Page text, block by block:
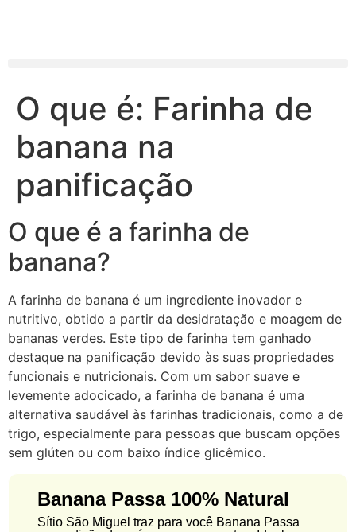
O que é: Farinha de
banana na
panificação
O que é a farinha de
banana?
A farinha de banana é um ingrediente inovador e
nutritivo, obtido a partir da desidratação e moagem de
bananas verdes. Este tipo de farinha tem ganhado
destaque na panificação devido às suas propriedades
funcionais e nutricionais. Com um sabor suave e
levemente adocicado, a farinha de banana é uma
alternativa saudável às farinhas tradicionais, como a de
trigo, especialmente para pessoas que buscam opções
sem glúten ou com baixo índice glicêmico.
Banana Passa 100% Natural
Sítio São Miguel traz para você Banana Passa